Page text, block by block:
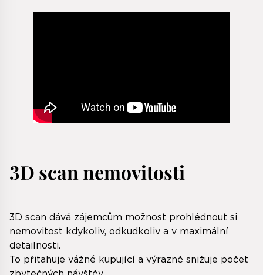
3D scan nemovitosti
3D scan dává zájemcům možnost prohlédnout si
nemovitost kdykoliv, odkudkoliv a v maximální
detailnosti.
To přitahuje vážné kupující a výrazně snižuje počet